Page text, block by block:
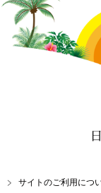
サイトのご利用につ